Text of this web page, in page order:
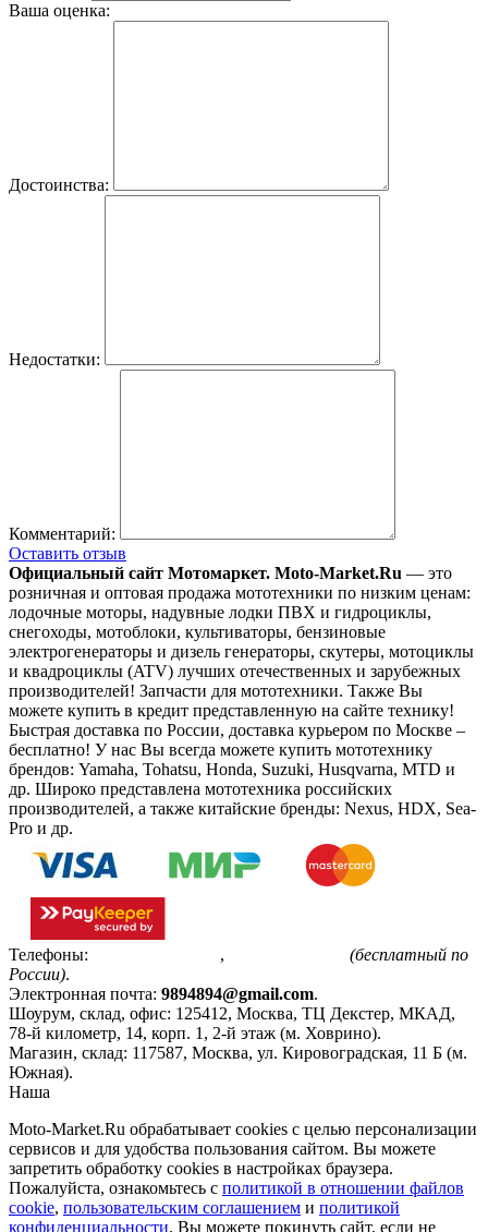
Ваша оценка:
Достоинства:
Недостатки:
Комментарий:
Оставить отзыв
Официальный сайт Мотомаркет. Moto-Market.Ru — это
розничная и оптовая продажа мототехники по низким ценам:
лодочные моторы, надувные лодки ПВХ и гидроциклы,
снегоходы, мотоблоки, культиваторы, бензиновые
электрогенераторы и дизель генераторы, скутеры, мотоциклы
и квадроциклы (ATV) лучших отечественных и зарубежных
производителей! Запчасти для мототехники. Также Вы
можете купить в кредит представленную на сайте технику!
Быстрая доставка по России, доставка курьером по Москве –
бесплатно! У нас Вы всегда можете купить мототехнику
брендов: Yamaha, Tohatsu, Honda, Suzuki, Husqvarna, MTD и
др. Широко представлена мототехника российских
производителей, а также китайские бренды: Nexus, HDX, Sea-
Pro и др.
Телефоны: ,
(бесплатный по
России).
Электронная почта: 9894894@gmail.com.
Шоурум, склад, офис: 125412, Москва, ТЦ Декстер, МКАД,
78-й километр, 14, корп. 1, 2-й этаж (м. Ховрино).
Магазин, склад: 117587, Москва, ул. Кировоградская, 11 Б (м.
Южная).
Наша
Moto-Market.Ru обрабатывает сookies с целью персонализации
сервисов и для удобства пользования сайтом. Вы можете
запретить обработку сookies в настройках браузера.
Пожалуйста, ознакомьтесь с политикой в отношении файлов
cookie, пользовательским соглашением и политикой
конфиденциальности. Вы можете покинуть сайт, если не